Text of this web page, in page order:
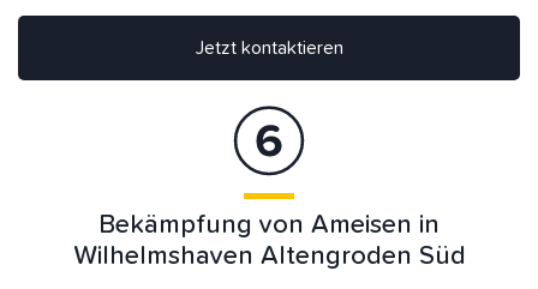
Jetzt kontaktieren
Bekämpfung von Ameisen in
Wilhelmshaven Altengroden Süd